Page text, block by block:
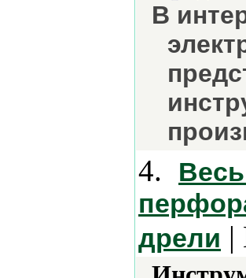
В
4.
дрели |